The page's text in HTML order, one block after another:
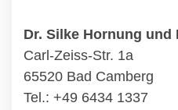
Dr. Silke Hornung und
Carl-Zeiss-Str. 1a
65520 Bad Camberg
Tel.: +49 6434 1337